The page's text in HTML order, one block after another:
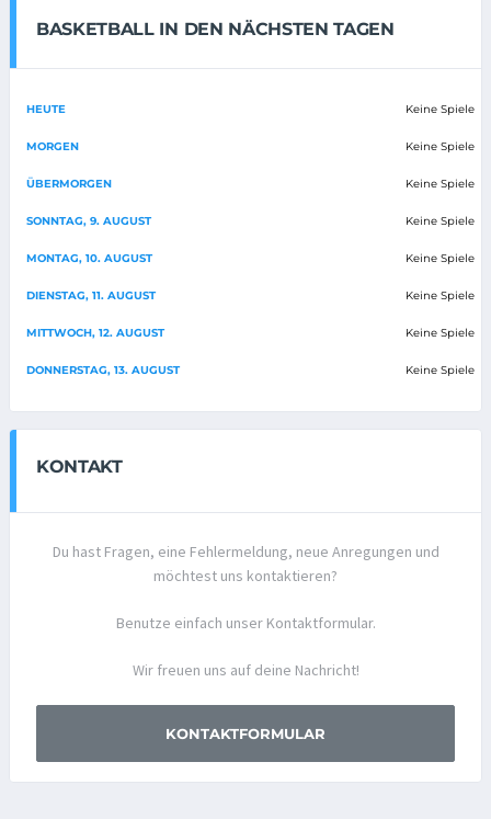
BASKETBALL IN DEN NÄCHSTEN TAGEN
HEUTE Keine Spiele
MORGEN Keine Spiele
ÜBERMORGEN Keine Spiele
SONNTAG, 9. AUGUST Keine Spiele
MONTAG, 10. AUGUST Keine Spiele
DIENSTAG, 11. AUGUST Keine Spiele
MITTWOCH, 12. AUGUST Keine Spiele
DONNERSTAG, 13. AUGUST Keine Spiele
KONTAKT
Du hast Fragen, eine Fehlermeldung, neue Anregungen und
möchtest uns kontaktieren?
Benutze einfach unser Kontaktformular.
Wir freuen uns auf deine Nachricht!
KONTAKTFORMULAR